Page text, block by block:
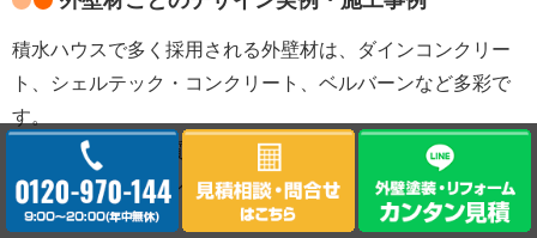
積水ハウスで多く採用される外壁材は、ダインコンクリー
ト、シェルテック・コンクリート、ベルバーンなど多彩で
す。
それぞれの素材の質感や特性に合わせて、マット、グロ
ス、石目調、タイル調など質感を活かした塗装パターンが
提案されています。